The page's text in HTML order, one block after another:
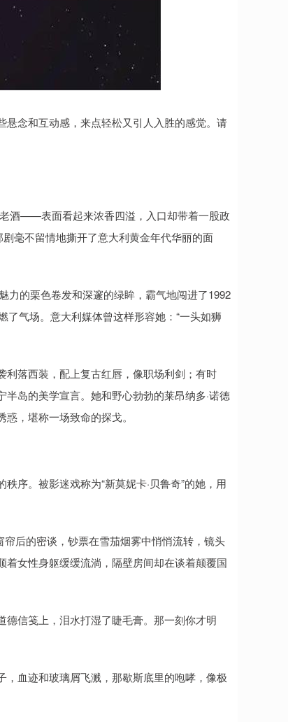
念和互动感，来点轻松又引人入胜的感觉。请
酒——表面看起来浓香四溢，入口却带着一股政
毫不留情地撕开了意大利黄金年代华丽的面
力的栗色卷发和深邃的绿眸，霸气地闯进了1992
气场。意大利媒体曾这样形容她：“一头如狮
落西装，配上复古红唇，像职场利剑；有时
岛的美学宣言。她和野心勃勃的莱昂纳多·诺德
，堪称一场致命的探戈。
序。被影迷戏称为“新莫妮卡·贝鲁奇”的她，用
后的密谈，钞票在雪茄烟雾中悄悄流转，镜头
女性身躯缓缓流淌，隔壁房间却在谈着颠覆国
信笺上，泪水打湿了睫毛膏。那一刻你才明
血迹和玻璃屑飞溅，那歇斯底里的咆哮，像极